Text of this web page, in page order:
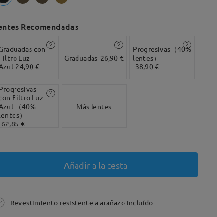
Recomendadas
con
Luz
24,90 €
Graduadas 26,90 €
Progresivas（40%
lentes）
38,90 €
Filtro Luz
（40%
）
62,85 €
Más lentes
Añadir a la cesta
Revestimiento resistente a arañazo incluído